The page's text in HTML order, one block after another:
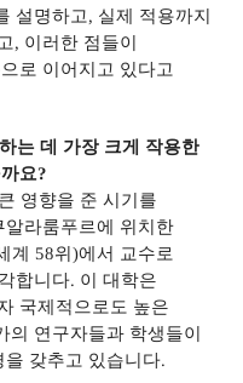
설명하고, 실제 적용까지
, 이러한 점들이
로 이어지고 있다고
는 데 가장 크게 작용한
요?
영향을 준 시기를
라룸푸르에 위치한
계58위)에서 교수로
합니다. 이 대학은
국제적으로도 높은
의 연구자들과 학생들이
갖추고 있습니다.